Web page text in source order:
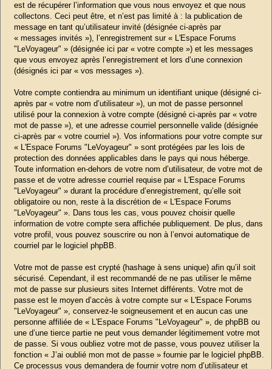
est de récupérer l’information que vous nous envoyez et que nous
collectons. Ceci peut être, et n’est pas limité à : la publication de
message en tant qu’utilisateur invité (désignée ci-après par
« messages invités »), l’enregistrement sur « L'Espace Forums
"LeVoyageur" » (désignée ici par « votre compte ») et les messages
que vous envoyez après l’enregistrement et lors d’une connexion
(désignés ici par « vos messages »).
Votre compte contiendra au minimum un identifiant unique (désigné ci-
après par « votre nom d’utilisateur »), un mot de passe personnel
utilisé pour la connexion à votre compte (désigné ci-après par « votre
mot de passe »), et une adresse courriel personnelle valide (désignée
ci-après par « votre courriel »). Vos informations pour votre compte sur
« L'Espace Forums "LeVoyageur" » sont protégées par les lois de
protection des données applicables dans le pays qui nous héberge.
Toute information en-dehors de votre nom d’utilisateur, de votre mot de
passe et de votre adresse courriel requise par « L'Espace Forums
"LeVoyageur" » durant la procédure d’enregistrement, qu’elle soit
obligatoire ou non, reste à la discrétion de « L'Espace Forums
"LeVoyageur" ». Dans tous les cas, vous pouvez choisir quelle
information de votre compte sera affichée publiquement. De plus, dans
votre profil, vous pouvez souscrire ou non à l’envoi automatique de
courriel par le logiciel phpBB.
Votre mot de passe est crypté (hashage à sens unique) afin qu’il soit
sécurisé. Cependant, il est recommandé de ne pas utiliser le même
mot de passe sur plusieurs sites Internet différents. Votre mot de
passe est le moyen d’accès à votre compte sur « L'Espace Forums
"LeVoyageur" », conservez-le soigneusement et en aucun cas une
personne affiliée de « L'Espace Forums "LeVoyageur" », de phpBB ou
une d’une tierce partie ne peut vous demander légitimement votre mot
de passe. Si vous oubliez votre mot de passe, vous pouvez utiliser la
fonction « J’ai oublié mon mot de passe » fournie par le logiciel phpBB.
Ce processus vous demandera de fournir votre nom d’utilisateur et